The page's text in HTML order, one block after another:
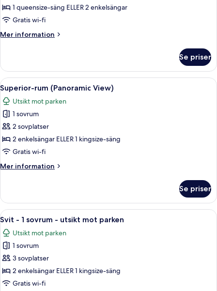
rum
-
mot
1 queensize-säng ELLER 2 enkelsängar
Gratis wi-fi
Mer information
Mer
rum
utsikt
mot
floden
Se priser
Öppna
alla
foton
för
Superior-
rum
(Panoramic
Ett hotellrum med en stor säng, ett
14
Superior-rum (Panoramic View)
Utsikt mot parken
1 sovrum
2 sovplatser
2 enkelsängar ELLER 1 kingsize-säng
Gratis wi-fi
Mer information
Mer
rum
(Panoramic
View)
Se priser
Öppna
alla
foton
för
Svit
-
1
Ett modernt hotellrum med en
17
Svit - 1 sovrum - utsikt mot parken
Utsikt mot parken
1 sovrum
3 sovplatser
2 enkelsängar ELLER 1 kingsize-säng
Gratis wi-fi